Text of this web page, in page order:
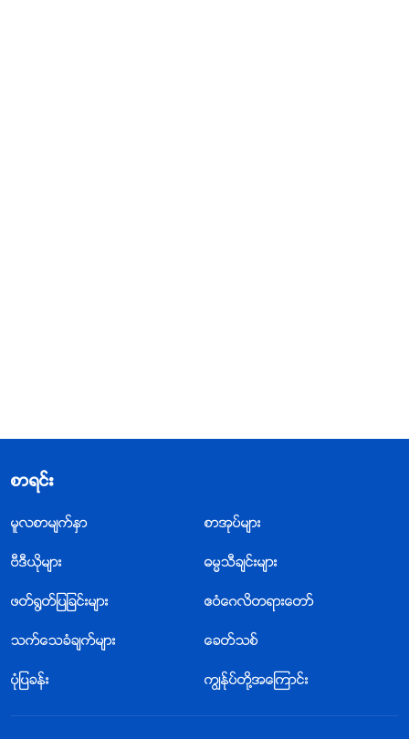
စာရင္း
မူလစာမ်က္ႏွာ စာအုပ္မ်ား
ဗီဒီယိုမ်ား ဓမၼသီခ်င္းမ်ား
ဖတ္႐ြတ္ျပျခင္းမ်ား ဧဝံေဂလိတရားေတာ္
သက္ေသခံခ်က္မ်ား ေခတ္သစ္
ပုံျပခန္း ကြၽန္ုပ္တို႔အေၾကာင္း